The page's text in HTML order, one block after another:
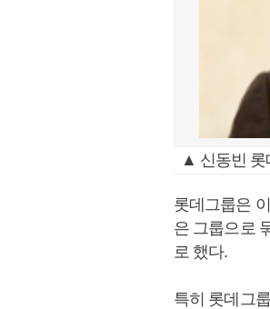
▲ 신동빈 롯
롯데그룹은
은 그룹으로
로 했다.
특히 롯데그